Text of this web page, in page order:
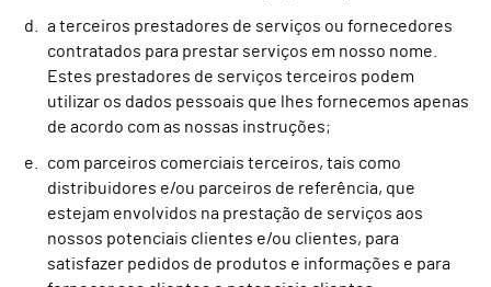
a terceiros prestadores de serviços ou fornecedores
contratados para prestar serviços em nosso nome.
Estes prestadores de serviços terceiros podem
utilizar os dados pessoais que lhes fornecemos apenas
de acordo com as nossas instruções;
com parceiros comerciais terceiros, tais como
distribuidores e/ou parceiros de referência, que
estejam envolvidos na prestação de serviços aos
nossos potenciais clientes e/ou clientes, para
satisfazer pedidos de produtos e informações e para